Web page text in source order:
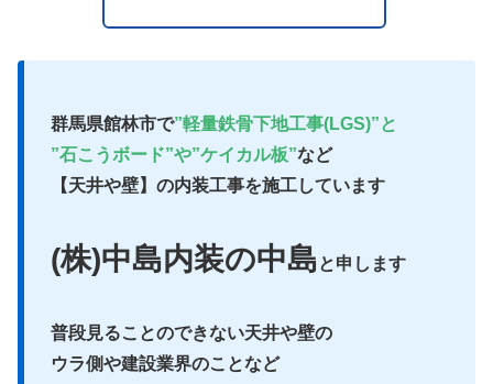
群馬県館林市で”軽量鉄骨下地工事(LGS)”と
”石こうボード”や”ケイカル板”など
【天井や壁】の内装工事を施工しています
(株)中島内装の中島 と申します
普段見ることのできない天井や壁の
ウラ側や建設業界のことなど